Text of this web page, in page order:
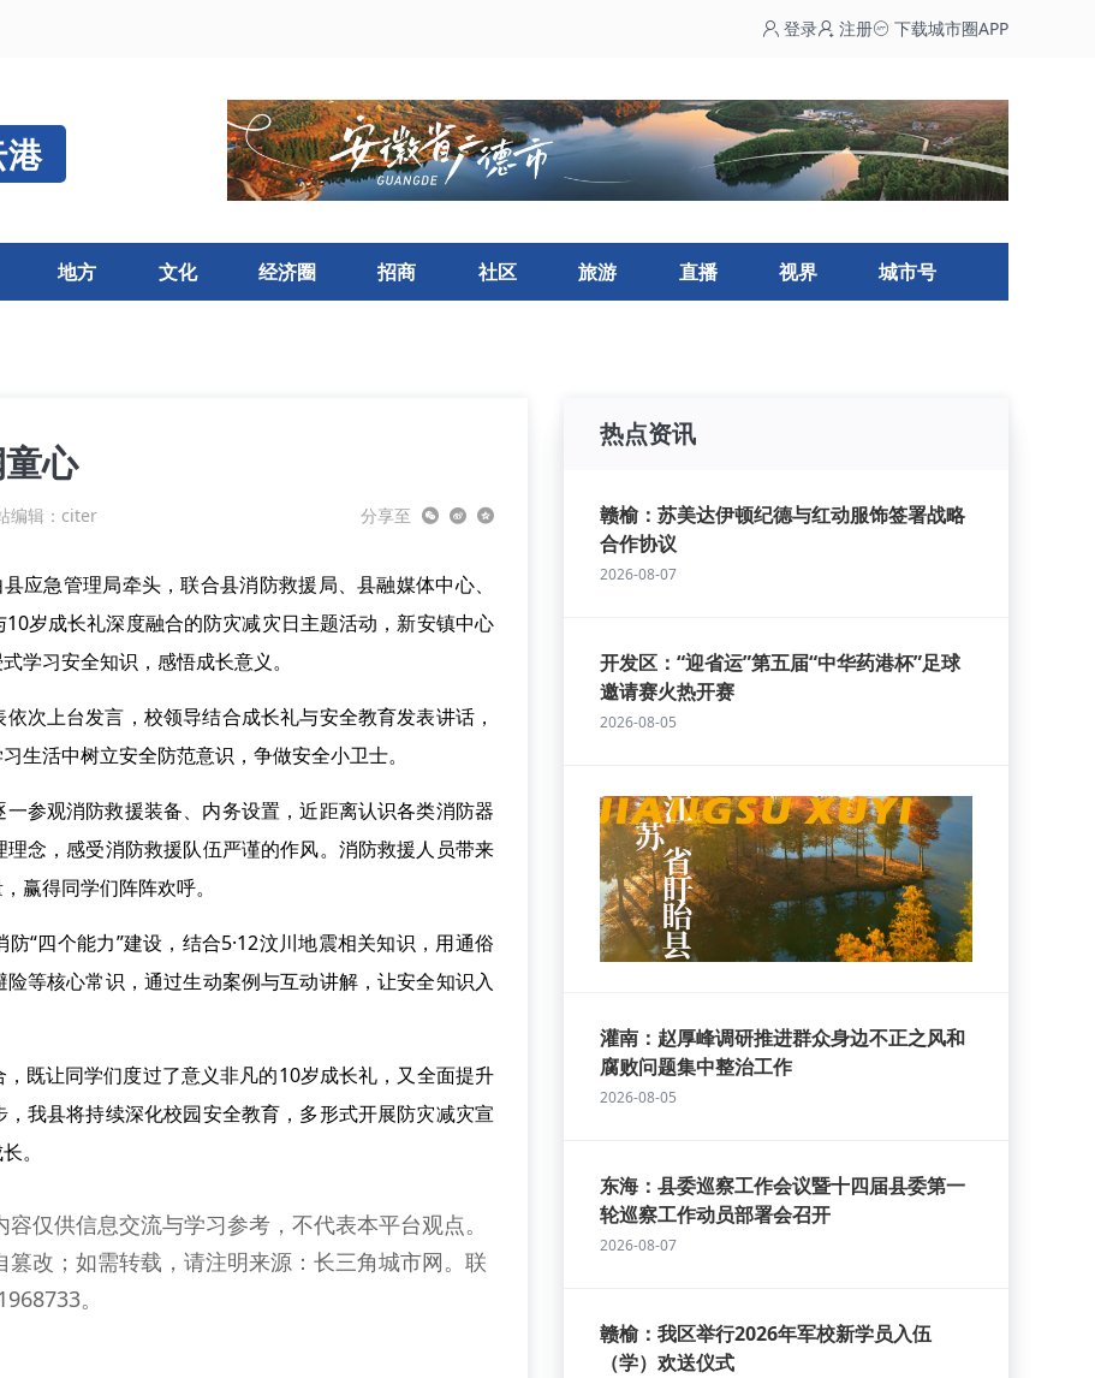
登录 注册 下载城市圈APP
地方 文化 经济圈 招商 社区 旅游 直播 视界 城市号
心
编辑：citer 分享至
应急管理局牵头，联合县消防救援局、县融媒体中心、
岁成长礼深度融合的防灾减灾日主题活动，新安镇中心
学习安全知识，感悟成长意义。
次上台发言，校领导结合成长礼与安全教育发表讲话，
生活中树立安全防范意识，争做安全小卫士。
参观消防救援装备、内务设置，近距离认识各类消防器
念，感受消防救援队伍严谨的作风。消防救援人员带来
赢得同学们阵阵欢呼。
“四个能力”建设，结合5·12汶川地震相关知识，用通俗
等核心常识，通过生动案例与互动讲解，让安全知识入
既让同学们度过了意义非凡的10岁成长礼，又全面提升
我县将持续深化校园安全教育，多形式开展防灾减灾宣
。
仅供信息交流与学习参考，不代表本平台观点。
改；如需转载，请注明来源：长三角城市网。联
。
热点资讯
赣榆：苏美达伊顿纪德与红动服饰签署战略
合作协议
2026-08-07
开发区：“迎省运”第五届“中华药港杯”足球
邀请赛火热开赛
2026-08-05
灌南：赵厚峰调研推进群众身边不正之风和
腐败问题集中整治工作
2026-08-05
东海：县委巡察工作会议暨十四届县委第一
轮巡察工作动员部署会召开
2026-08-07
赣榆：我区举行2026年军校新学员入伍
（学）欢送仪式